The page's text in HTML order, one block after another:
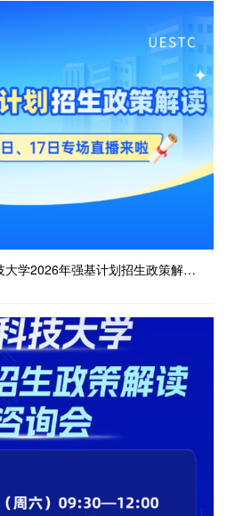
学2026年强基计划招生政策解读直播